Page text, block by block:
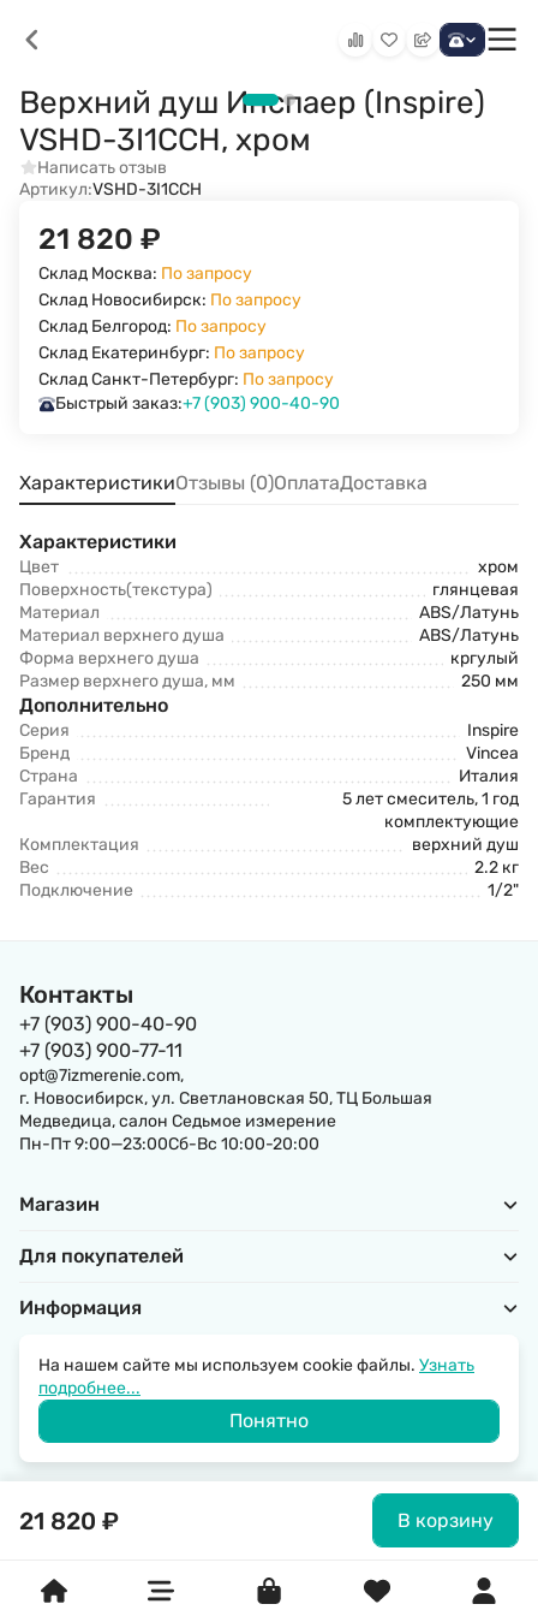
Верхний душ Инспаер (Inspire)
VSHD-3I1CCH, хром
Написать отзыв
Артикул:VSHD-3I1CCH
21 820 ₽
Склад Москва: По запросу
Склад Новосибирск: По запросу
Склад Белгород: По запросу
Склад Екатеринбург: По запросу
Склад Санкт-Петербург: По запросу
Быстрый заказ:+7 (903) 900-40-90
21 820 ₽ В корзину
ХарактеристикиОтзывы (0)ОплатаДоставка
Характеристики
Цвет
хром
Поверхность(текстура)
глянцевая
Материал
ABS/Латунь
Материал верхнего душа
ABS/Латунь
Форма верхнего душа
кргулый
Размер верхнего душа, мм
250 мм
Дополнительно
Серия
Inspire
Бренд
Vincea
Страна
Италия
Гарантия
5 лет смеситель, 1 год
комплектующие
Комплектация
верхний душ
Вес
2.2 кг
Подключение
1/2"
Контакты
+7 (903) 900-40-90
+7 (903) 900-77-11
opt@7izmerenie.com,
г. Новосибирск, ул. Светлановская 50, ТЦ Большая
Медведица, салон Седьмое измерение
Пн-Пт 9:00—23:00Сб-Вс 10:00-20:00
Магазин
Для покупателей
Информация
© 2026 SantechRussia.
Политика обработки персональных данных
На нашем сайте мы используем cookie файлы. Узнать
подробнее...
Понятно